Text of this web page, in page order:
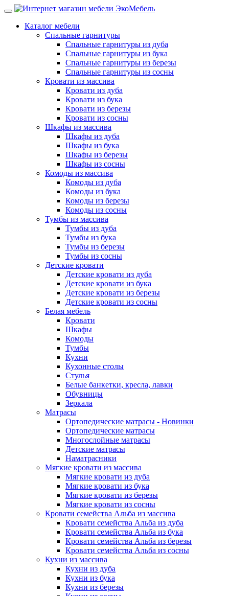
Каталог мебели
Спальные гарнитуры
Спальные гарнитуры из дуба
Спальные гарнитуры из бука
Спальные гарнитуры из березы
Спальные гарнитуры из сосны
Кровати из массива
Кровати из дуба
Кровати из бука
Кровати из березы
Кровати из сосны
Шкафы из массива
Шкафы из дуба
Шкафы из бука
Шкафы из березы
Шкафы из сосны
Комоды из массива
Комоды из дуба
Комоды из бука
Комоды из березы
Комоды из сосны
Тумбы из массива
Тумбы из дуба
Тумбы из бука
Тумбы из березы
Тумбы из сосны
Детские кровати
Детские кровати из дуба
Детские кровати из бука
Детские кровати из березы
Детские кровати из сосны
Белая мебель
Кровати
Шкафы
Комоды
Тумбы
Кухни
Кухонные столы
Стулья
Белые банкетки, кресла, лавки
Обувницы
Зеркала
Матрасы
Ортопедические матрасы - Новинки
Ортопедические матрасы
Многослойные матрасы
Детские матрасы
Наматрасники
Мягкие кровати из массива
Мягкие кровати из дуба
Мягкие кровати из бука
Мягкие кровати из березы
Мягкие кровати из сосны
Кровати семейства Альба из массива
Кровати семейства Альба из дуба
Кровати семейства Альба из бука
Кровати семейства Альба из березы
Кровати семейства Альба из сосны
Кухни из массива
Кухни из дуба
Кухни из бука
Кухни из березы